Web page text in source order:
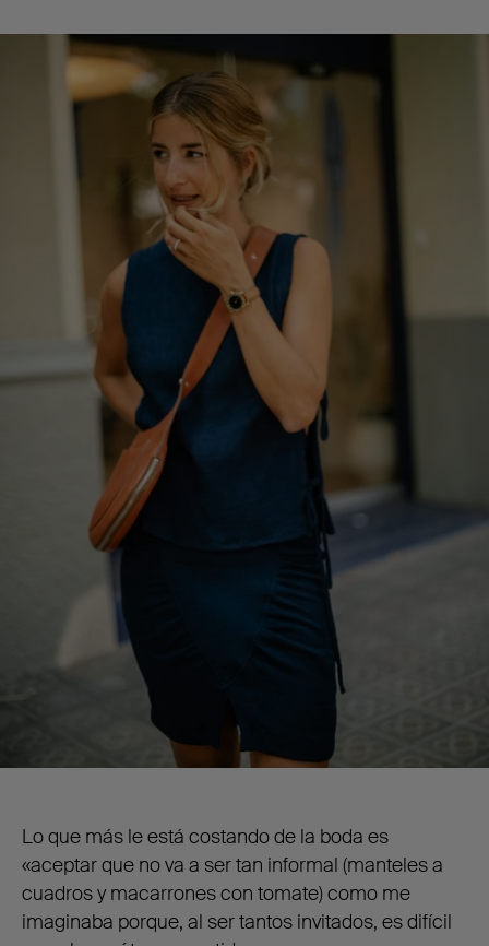
Lo que más le está costando de la boda es
«aceptar que no va a ser tan informal (manteles a
cuadros y macarrones con tomate) como me
imaginaba porque, al ser tantos invitados, es difícil